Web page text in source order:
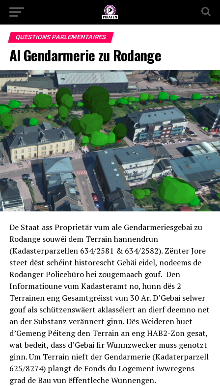
QUESTIONS PARLEMENTAIRES
Al Gendarmerie zu Rodange
De Staat ass Proprietär vum ale Gendarmeriesgebai zu
Rodange souwéi dem Terrain hannendrun
(Kadasterparzellen 634/2581 & 634/2582). Zënter Jore
steet dëst schéint historescht Gebäi eidel, nodeems de
Rodanger Policebüro hei zougemaach gouf. Den
Informatioune vum Kadasteramt no, hunn dës 2
Terrainen eng Gesamtgréisst vun 30 Ar. D’Gebai selwer
gouf als schützenswäert aklasséiert an dierf deemno net
an der Substanz verännert ginn. Dës Weideren huet
d’Gemeng Péiteng den Terrain an eng HAB2-Zon gesat,
wat bedeit, dass d’Gebai fir Wunnzwecker muss genotzt
ginn. Um Terrain nieft der Gendarmerie (Kadaterparzell
625/8274) plangt de Fonds du Logement iwwregens
grad de Bau vun ëffentleche Wunnengen.